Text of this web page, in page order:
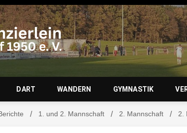
DART WANDERN GYMNASTIK
1. und 2. Mannschaft 2. Mannschaft 2.